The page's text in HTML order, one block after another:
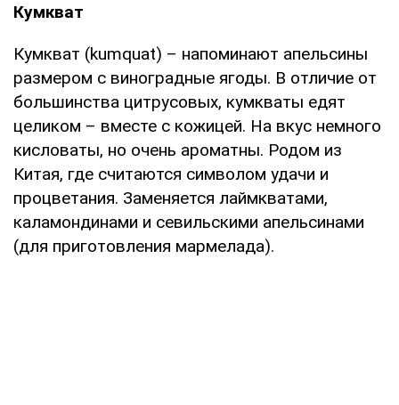
Кумкват
Кумкват (kumquat) – напоминают апельсины
размером с виноградные ягоды. В отличие от
большинства цитрусовых, кумкваты едят
целиком – вместе с кожицей. На вкус немного
кисловаты, но очень ароматны. Родом из
Китая, где считаются символом удачи и
процветания. Заменяется лаймкватами,
каламондинами и севильскими апельсинами
(для приготовления мармелада).